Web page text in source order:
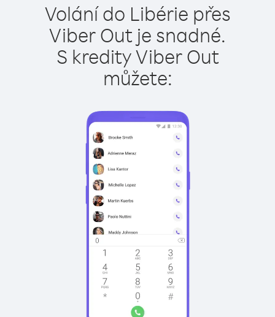
Volání do Libérie přes
Viber Out je snadné.
S kredity Viber Out
můžete: